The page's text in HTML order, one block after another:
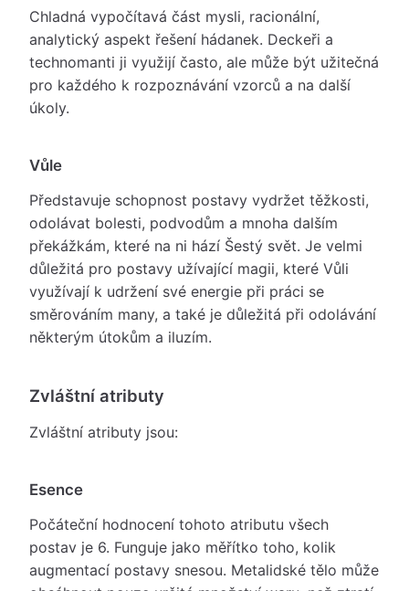
Chladná vypočítavá část mysli, racionální,
analytický aspekt řešení hádanek. Deckeři a
technomanti ji využijí často, ale může být užitečná
pro každého k rozpoznávání vzorců a na další
úkoly.
Vůle
Představuje schopnost postavy vydržet těžkosti,
odolávat bolesti, podvodům a mnoha dalším
překážkám, které na ni hází Šestý svět. Je velmi
důležitá pro postavy užívající magii, které Vůli
využívají k udržení své energie při práci se
směrováním many, a také je důležitá při odolávání
některým útokům a iluzím.
Zvláštní atributy
Zvláštní atributy jsou:
Esence
Počáteční hodnocení tohoto atributu všech
postav je 6. Funguje jako měřítko toho, kolik
augmentací postavy snesou. Metalidské tělo může